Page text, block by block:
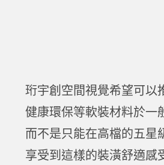
珩宇創空間視覺希望可以
健康環保等軟裝材料於一
而不是只能在高檔的五星
享受到這樣的裝潢舒適感